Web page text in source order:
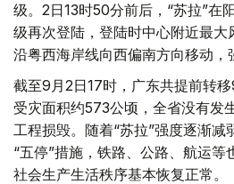
级。2日13时50分前后，“苏拉”在
级再次登陆，登陆时中心附近最大
沿粤西海岸线向西偏南方向移动，
截至9月2日17时，广东共提前转
受灾面积约573公顷，全省没有发
工程损毁。随着“苏拉”强度逐渐减
“五停”措施，铁路、公路、航运等
社会生产生活秩序基本恢复正常。